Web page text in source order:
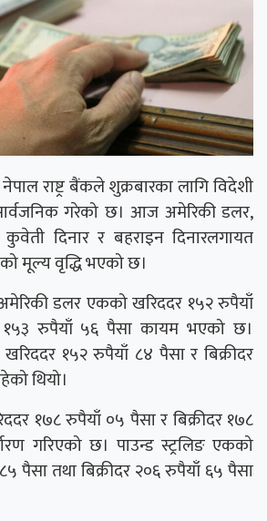
नेपाल राष्ट्र बैंकले शुक्रबारका लागि विदेशी
गरेको छ। आज अमेरिकी डलर,
कुवेती दिनार र बहराइन दिनारलगायत
मूल्य वृद्धि भएको छ।
डलर एकको खरिददर १५२ रुपैयाँ
१५३ रुपैयाँ ५६ पैसा कायम भएको छ।
१५२ रुपैयाँ ८४ पैसा र बिक्रीदर
थियो।
१७८ रुपैयाँ ०५ पैसा र बिक्रीदर १७८
गरिएको छ। पाउन्ड स्ट्रलिङ एकको
पैसा तथा बिक्रीदर २०६ रुपैयाँ ६५ पैसा